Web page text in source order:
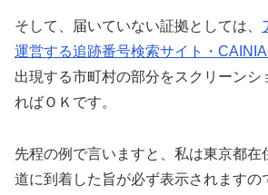
そして、届いていない証拠としては、
運営する追跡番号検索サイト・
出現する市町村の部分をスクリーンシ
ればＯＫです。
先程の例で言いますと、私は東京都在
道に到着した旨が必ず表示されますの